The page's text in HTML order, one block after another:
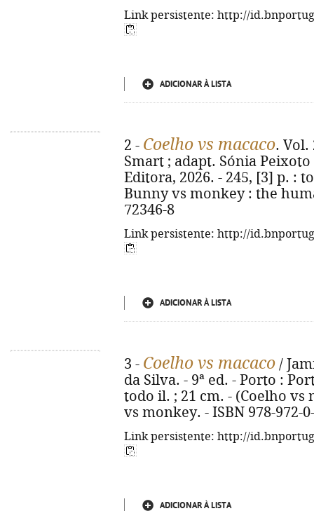
Link persistente: http://
ADICIONAR À LISTA
2 - Coelho vs macaco. Vol.
Smart ; adapt. Sónia
Editora, 2026. - 245, [3] p. :
Bunny vs monkey : the
72346-8
Link persistente: http://
ADICIONAR À LISTA
3 - Coelho vs macaco /
da Silva. - 9ª ed. - Porto :
todo il. ; 21 cm. - (Coelho vs
vs monkey. - ISBN 978-972-
Link persistente: http://
ADICIONAR À LISTA